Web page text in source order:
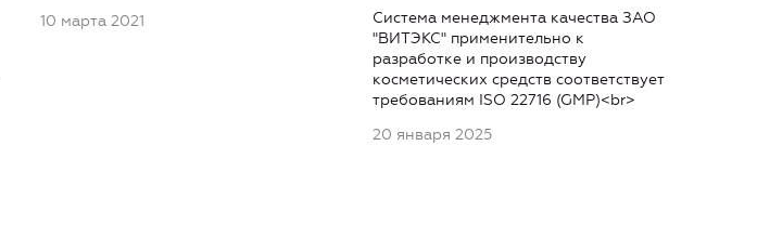
10 марта 2021
Система менеджмента качества ЗАО
"ВИТЭКС" применительно к
разработке и производству
косметических средств соответствует
требованиям ISO 22716 (GMP)<br>
20 января 2025